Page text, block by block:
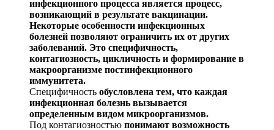
инфекционного процесса является процесс,
возникающий в результате вакцинации.
Некоторые особенности инфекционных
болезней позволяют ограничить их от других
заболеваний. Это специфичность,
контагиозность, цикличность и формирование в
макроорганизме постинфекционного
иммунитета.
Специфичность обусловлена тем, что каждая
инфекционная болезнь вызывается
определенным видом микроорганизмов.
Под контагиозностъю понимают возможность